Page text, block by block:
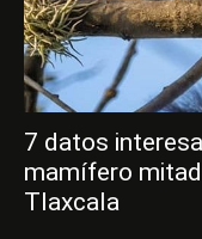
7 datos
mamífero
Tlaxcala